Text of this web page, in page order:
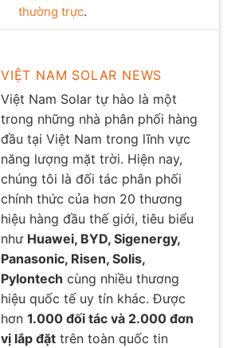
thường trực.
VIỆT NAM SOLAR NEWS
Việt Nam Solar tự hào là một
trong những nhà phân phối hàng
đầu tại Việt Nam trong lĩnh vực
năng lượng mặt trời. Hiện nay,
chúng tôi là đối tác phân phối
chính thức của hơn 20 thương
hiệu hàng đầu thế giới, tiêu biểu
như Huawei, BYD, Sigenergy,
Panasonic, Risen, Solis,
Pylontech cùng nhiều thương
hiệu quốc tế uy tín khác. Được
hơn 1.000 đối tác và 2.000 đơn
vị lắp đặt trên toàn quốc tin